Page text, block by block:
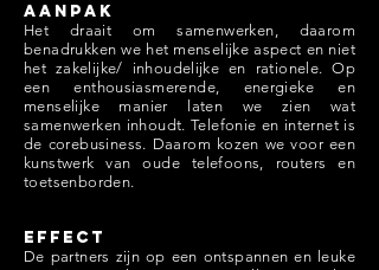
Aanpak
Het draait om samenwerken, daarom
benadrukken we het menselijke aspect en niet
het zakelijke/ inhoudelijke en rationele. Op
een enthousiasmerende, energieke en
menselijke manier laten we zien wat
samenwerken inhoudt. Telefonie en internet is
de corebusiness. Daarom kozen we voor een
kunstwerk van oude telefoons, routers en
toetsenborden.
Effect
De partners zijn op een ontspannen en leuke